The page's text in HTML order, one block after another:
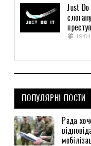
Just
ПОПУЛЯРНІ ПОСТИ
Рада